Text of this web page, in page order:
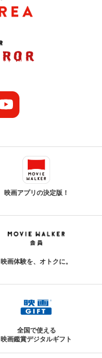
映画アプリの決定版！
映画体験を、オトクに。
全国で使える
映画鑑賞デジタルギフト